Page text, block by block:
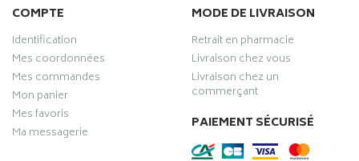
COMPTE
Identification
Mes coordonnées
Mes commandes
Mon panier
Mes favoris
Ma messagerie
MODE DE LIVRAISON
Retrait en pharmacie
Livraison chez vous
Livraison chez un
commerçant
PAIEMENT SÉCURISÉ